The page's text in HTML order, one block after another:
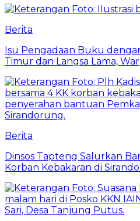
Berita
Isu Pengadaan Buku
Timur dan Langsa Lama,
Berita
Dinsos Tapteng Salurkan
Korban Kebakaran di